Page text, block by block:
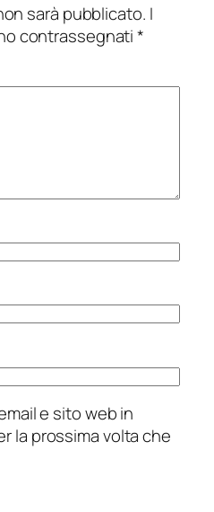
sarà pubblicato. I
contrassegnati*
e sito web in
la prossima volta che